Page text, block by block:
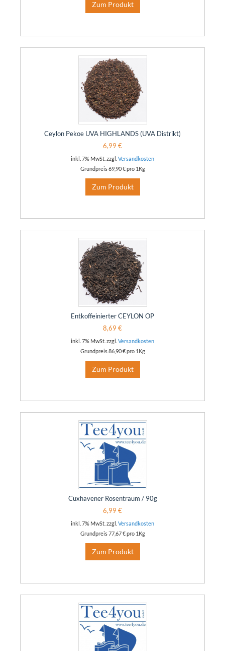
Zum Produkt
Ceylon Pekoe UVA HIGHLANDS (UVA Distrikt)
6,99 €
inkl. 7% MwSt. zzgl. Versandkosten
Grundpreis69,90 €pro 1Kg
Zum Produkt
Entkoffeinierter CEYLON OP
8,69 €
inkl. 7% MwSt. zzgl. Versandkosten
Grundpreis86,90 €pro 1Kg
Zum Produkt
Cuxhavener Rosentraum / 90g
6,99 €
inkl. 7% MwSt. zzgl. Versandkosten
Grundpreis77,67 €pro 1Kg
Zum Produkt